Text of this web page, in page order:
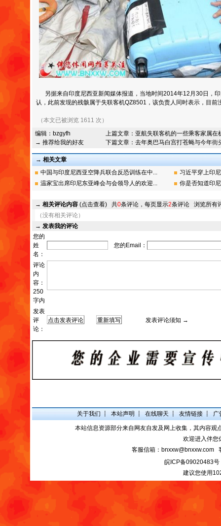
另据来自印度尼西亚新闻媒体报道，当地时间2014年12月30日，
认，此前发现的残骸属于失联客机QZ8501，该负责人同时表示，目前
（本文已被浏览 1611 次）
编辑： bzgyfh
→ 推荐给我的好友
上篇文章： 亚航失联客机的一些乘客家属在
下篇文章： 去年奥巴马白宫打苍蝇与今年街
→ 相关文章
中国与印度尼西亚空降兵联合反恐训练在中...
习近平穿上印
温家宝出席印尼东亚峰会与会领导人的欢迎...
你是否知道印
→ 相关评论内容 (点击查看) 共0条评论，每页显示2条评论 浏览所有
（没有相关评论）
→ 发表我的评论
您的
姓
名：
您的Email：
评论
内
容：
250
字内
发表
评
论：
发表评论须知 →
关于我们 ┋ 本站声明 ┋ 在线聊天 ┋ 友情链接 ┋ 广
本站信息资源部分来自网友自发及网上收集，其内容
欢迎进入伴您
客服信箱：bnxxw@bnxxw.com
皖ICP备09020483号
建议您使用